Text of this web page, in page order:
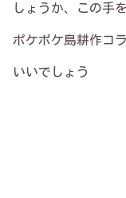
しょうか、この手
ポケポケ島耕作コ
いいでしょう